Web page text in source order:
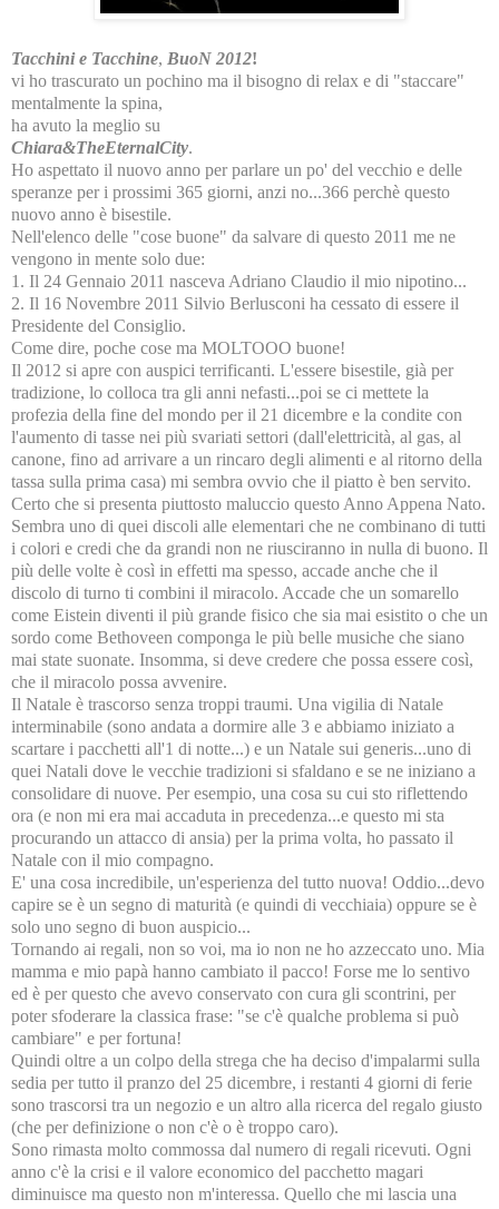
Tacchini e Tacchine, BuoN 2012!
vi ho trascurato un pochino ma il bisogno di relax e di "staccare"
mentalmente la spina,
ha avuto la meglio su
Chiara&TheEternalCity.
Ho aspettato il nuovo anno per parlare un po' del vecchio e delle
speranze per i prossimi 365 giorni, anzi no...366 perchè questo
nuovo anno è bisestile.
Nell'elenco delle "cose buone" da salvare di questo 2011 me ne
vengono in mente solo due:
1. Il 24 Gennaio 2011 nasceva Adriano Claudio il mio nipotino...
2. Il 16 Novembre 2011 Silvio Berlusconi ha cessato di essere il
Presidente del Consiglio.
Come dire, poche cose ma MOLTOOO buone!
Il 2012 si apre con auspici terrificanti. L'essere bisestile, già per
tradizione, lo colloca tra gli anni nefasti...poi se ci mettete la
profezia della fine del mondo per il 21 dicembre e la condite con
l'aumento di tasse nei più svariati settori (dall'elettricità, al gas, al
canone, fino ad arrivare a un rincaro degli alimenti e al ritorno della
tassa sulla prima casa) mi sembra ovvio che il piatto è ben servito.
Certo che si presenta piuttosto maluccio questo Anno Appena Nato.
Sembra uno di quei discoli alle elementari che ne combinano di tutti
i colori e credi che da grandi non ne riusciranno in nulla di buono. Il
più delle volte è così in effetti ma spesso, accade anche che il
discolo di turno ti combini il miracolo. Accade che un somarello
come Eistein diventi il più grande fisico che sia mai esistito o che un
sordo come Bethoveen componga le più belle musiche che siano
mai state suonate. Insomma, si deve credere che possa essere così,
che il miracolo possa avvenire.
Il Natale è trascorso senza troppi traumi. Una vigilia di Natale
interminabile (sono andata a dormire alle 3 e abbiamo iniziato a
scartare i pacchetti all'1 di notte...) e un Natale sui generis...uno di
quei Natali dove le vecchie tradizioni si sfaldano e se ne iniziano a
consolidare di nuove. Per esempio, una cosa su cui sto riflettendo
ora (e non mi era mai accaduta in precedenza...e questo mi sta
procurando un attacco di ansia) per la prima volta, ho passato il
Natale con il mio compagno.
E' una cosa incredibile, un'esperienza del tutto nuova! Oddio...devo
capire se è un segno di maturità (e quindi di vecchiaia) oppure se è
solo uno segno di buon auspicio...
Tornando ai regali, non so voi, ma io non ne ho azzeccato uno. Mia
mamma e mio papà hanno cambiato il pacco! Forse me lo sentivo
ed è per questo che avevo conservato con cura gli scontrini, per
poter sfoderare la classica frase: "se c'è qualche problema si può
cambiare" e per fortuna!
Quindi oltre a un colpo della strega che ha deciso d'impalarmi sulla
sedia per tutto il pranzo del 25 dicembre, i restanti 4 giorni di ferie
sono trascorsi tra un negozio e un altro alla ricerca del regalo giusto
(che per definizione o non c'è o è troppo caro).
Sono rimasta molto commossa dal numero di regali ricevuti. Ogni
anno c'è la crisi e il valore economico del pacchetto magari
diminuisce ma questo non m'interessa. Quello che mi lascia una